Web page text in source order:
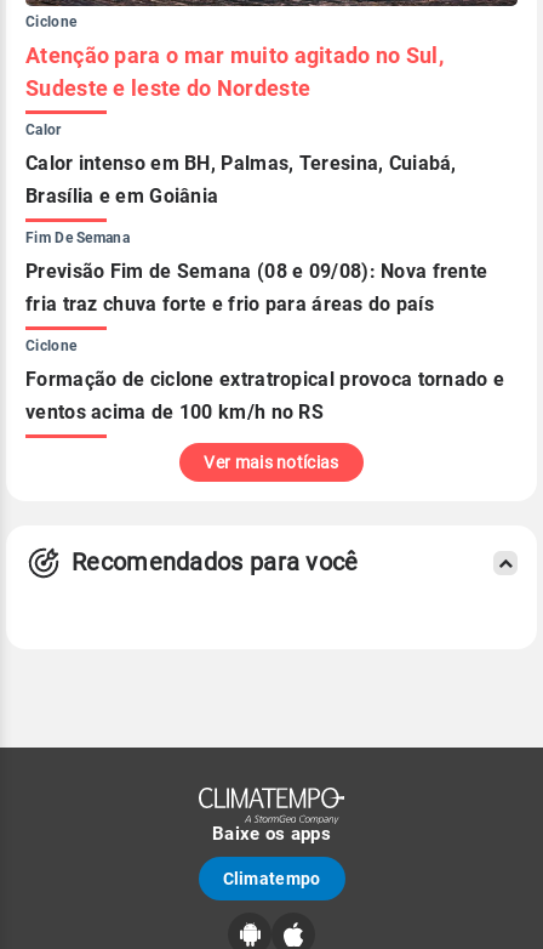
Ciclone
Atenção para o mar muito agitado no Sul,
Sudeste e leste do Nordeste
Calor
Calor intenso em BH, Palmas, Teresina, Cuiabá,
Brasília e em Goiânia
Fim De Semana
Previsão Fim de Semana (08 e 09/08): Nova frente
fria traz chuva forte e frio para áreas do país
Ciclone
Formação de ciclone extratropical provoca tornado e
ventos acima de 100 km/h no RS
Ver mais notícias
Recomendados para você
Baixe os apps
Climatempo